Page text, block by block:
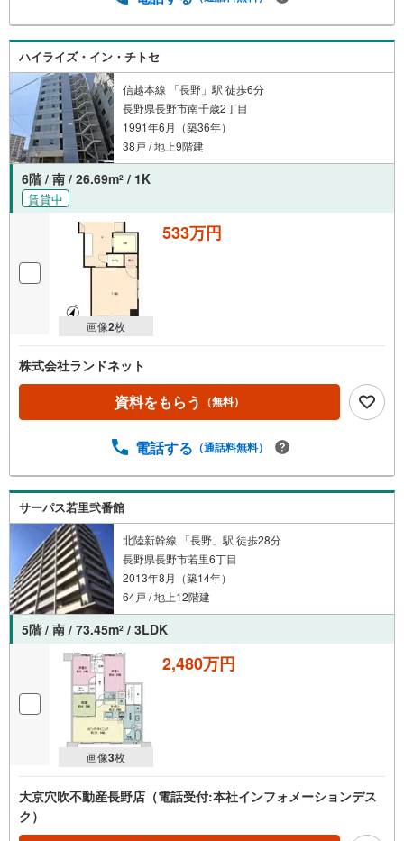
ハイライズ・イン・チトセ
信越本線 「長野」駅 徒歩6分
長野県長野市南千歳2丁目
1991年6月（築36年）
38戸 / 地上9階建
6階 / 南 / 26.69m2 / 1K
賃貸中
画像2枚
533万円
株式会社ランドネット
資料をもらう （無料）
電話する （通話料無料）
サーパス若里弐番館
北陸新幹線 「長野」駅 徒歩28分
長野県長野市若里6丁目
2013年8月（築14年）
64戸 / 地上12階建
5階 / 南 / 73.45m2 / 3LDK
画像3枚
2,480万円
大京穴吹不動産長野店（電話受付:本社インフォメーションデス
ク）